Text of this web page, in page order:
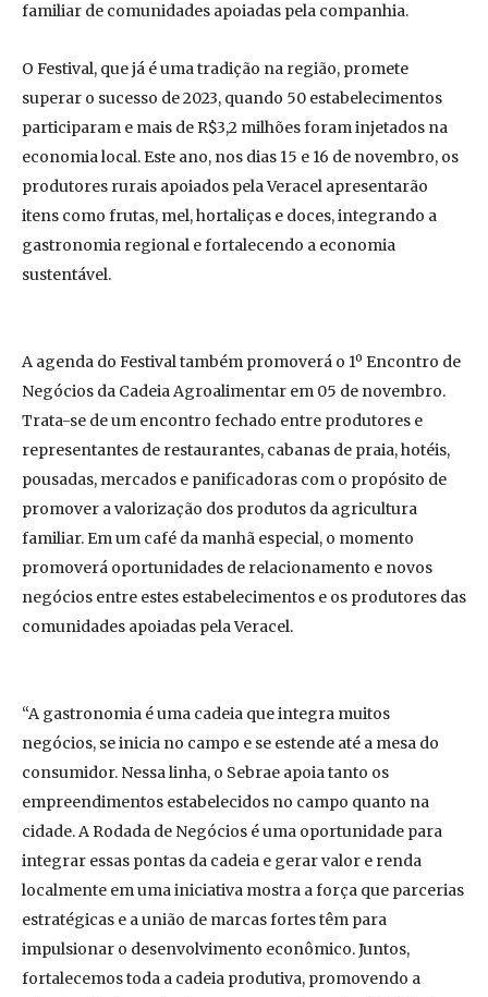
familiar de comunidades apoiadas pela companhia.
O Festival, que já é uma tradição na região, promete
superar o sucesso de 2023, quando 50 estabelecimentos
participaram e mais de R$3,2 milhões foram injetados na
economia local. Este ano, nos dias 15 e 16 de novembro, os
produtores rurais apoiados pela Veracel apresentarão
itens como frutas, mel, hortaliças e doces, integrando a
gastronomia regional e fortalecendo a economia
sustentável.
A agenda do Festival também promoverá o 1º Encontro de
Negócios da Cadeia Agroalimentar em 05 de novembro.
Trata-se de um encontro fechado entre produtores e
representantes de restaurantes, cabanas de praia, hotéis,
pousadas, mercados e panificadoras com o propósito de
promover a valorização dos produtos da agricultura
familiar. Em um café da manhã especial, o momento
promoverá oportunidades de relacionamento e novos
negócios entre estes estabelecimentos e os produtores das
comunidades apoiadas pela Veracel.
“A gastronomia é uma cadeia que integra muitos
negócios, se inicia no campo e se estende até a mesa do
consumidor. Nessa linha, o Sebrae apoia tanto os
empreendimentos estabelecidos no campo quanto na
cidade. A Rodada de Negócios é uma oportunidade para
integrar essas pontas da cadeia e gerar valor e renda
localmente em uma iniciativa mostra a força que parcerias
estratégicas e a união de marcas fortes têm para
impulsionar o desenvolvimento econômico. Juntos,
fortalecemos toda a cadeia produtiva, promovendo a